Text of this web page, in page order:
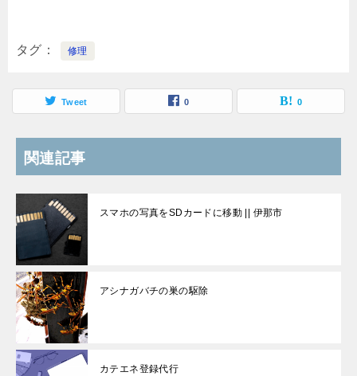
タグ 修理
Tweet 0 0
関連記事
スマホの写真をSDカードに移動 || 伊那市
アシナガバチの巣の駆除
カテエネ登録代行